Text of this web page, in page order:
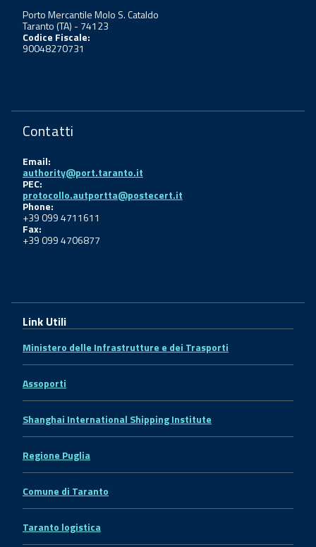
Porto Mercantile Molo S. Cataldo
Taranto (TA) - 74123
Codice Fiscale:
90048270731
Contatti
Email:
authority@port.taranto.it
PEC:
protocollo.autportta@postecert.it
Phone:
+39 099 4711611
Fax:
+39 099 4706877
Link Utili
Ministero delle Infrastrutture e dei Trasporti
Assoporti
Shanghai International Shipping Institute
Regione Puglia
Comune di Taranto
Taranto logistica